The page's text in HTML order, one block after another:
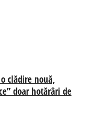
clădire nouă,
doar hotărâri de